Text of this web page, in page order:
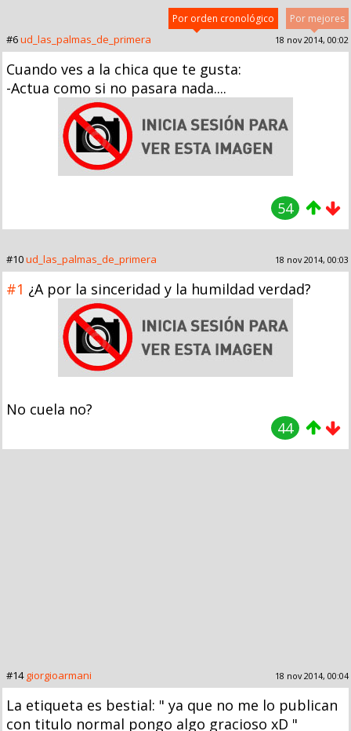
Por mejores
Por orden cronológico
#6ud_las_palmas_de_primera 18 nov 2014, 00:02
Cuando ves a la chica que te gusta:
-Actua como si no pasara nada....
54
#10ud_las_palmas_de_primera 18 nov 2014, 00:03
#1 ¿A por la sinceridad y la humildad verdad?
No cuela no?
44
#14giorgioarmani 18 nov 2014, 00:04
La etiqueta es bestial: " ya que no me lo publican
con titulo normal pongo algo gracioso xD "